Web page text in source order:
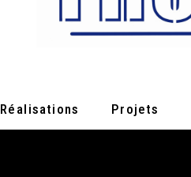
Réalisations Projets